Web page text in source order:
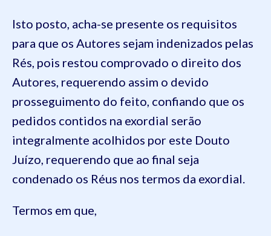
Isto posto, acha-se presente os requisitos
para que os Autores sejam indenizados pelas
Rés, pois restou comprovado o direito dos
Autores, requerendo assim o devido
prosseguimento do feito, confiando que os
pedidos contidos na exordial serão
integralmente acolhidos por este Douto
Juízo, requerendo que ao final seja
condenado os Réus nos termos da exordial.
Termos em que,